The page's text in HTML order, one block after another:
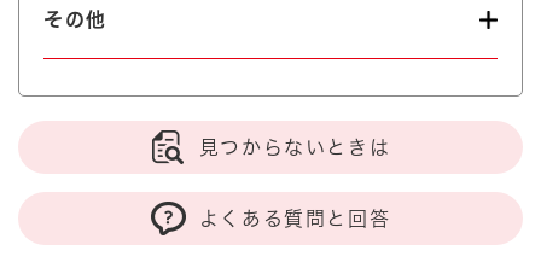
その他
見つからないときは
よくある質問と回答